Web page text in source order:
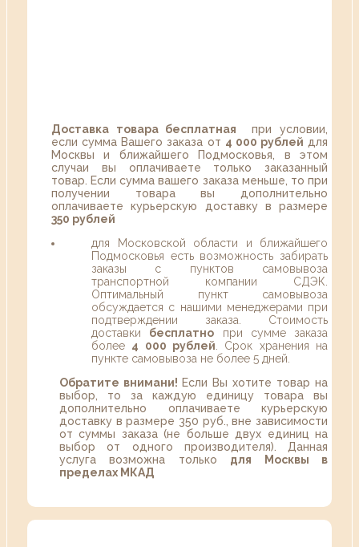
Доставка товара бесплатная при условии,
если сумма Вашего заказа от 4 000 рублей для
Москвы и ближайшего Подмосковья, в этом
случаи вы оплачиваете только заказанный
товар. Если сумма вашего заказа меньше, то при
получении товара вы дополнительно
оплачиваете курьерскую доставку в размере
350 рублей
для Московской области и ближайшего
Подмосковья есть возможность забирать
заказы с пунктов самовывоза
транспортной компании СДЭК.
Оптимальный пункт самовывоза
обсуждается с нашими менеджерами при
подтверждении заказа. Стоимость
доставки бесплатно при сумме заказа
более 4 000 рублей . Срок хранения на
пункте самовывоза не более 5 дней.
Обратите внимани! Если Вы хотите товар на
выбор, то за каждую единицу товара вы
дополнительно оплачиваете курьерскую
доставку в размере 350 руб., вне зависимости
от суммы заказа (не больше двух единиц на
выбор от одного производителя). Данная
услуга возможна только для Москвы в
пределах МКАД